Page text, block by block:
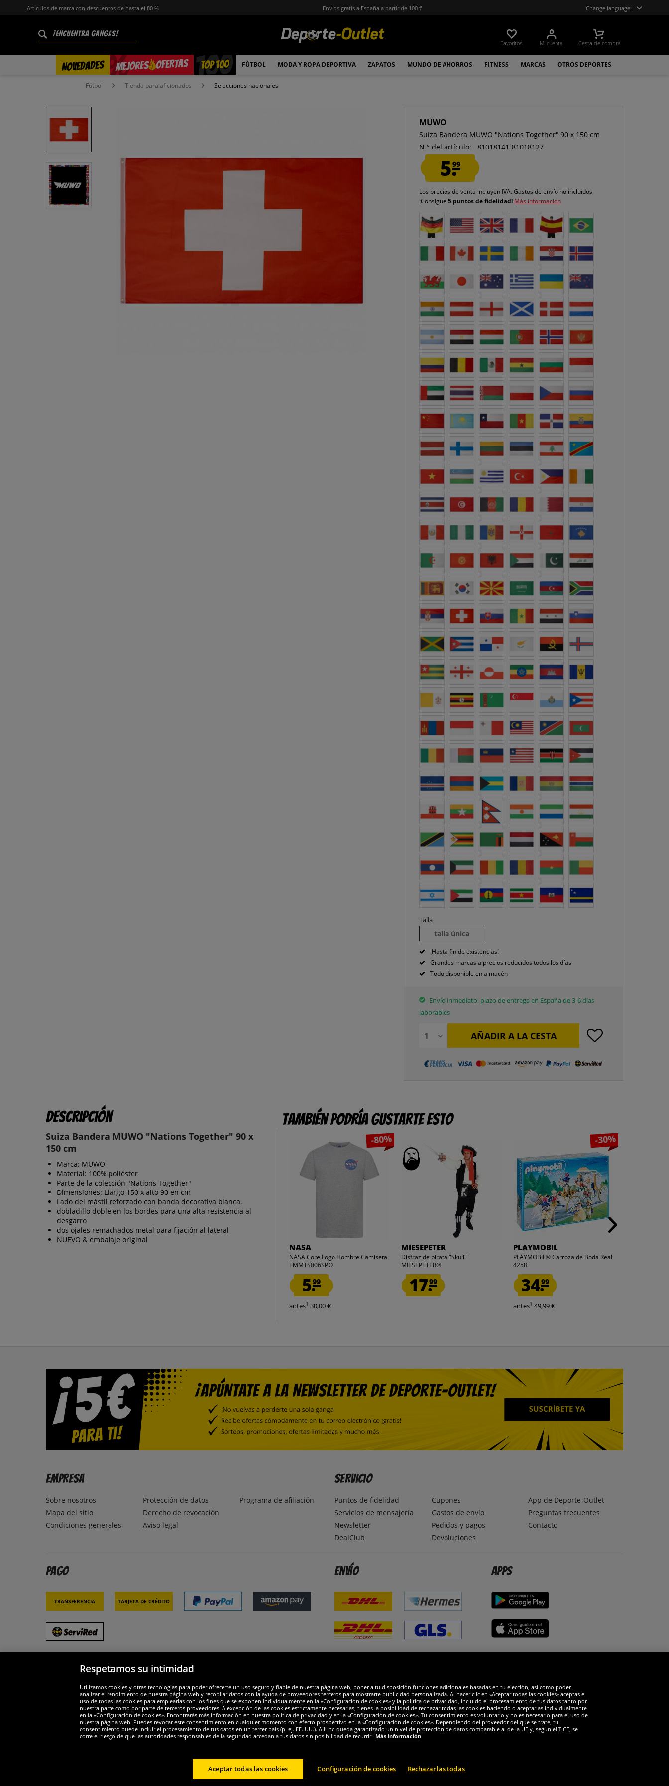
Artículos de marca con descuentos de hasta el 80 % Envíos gratis a España a partir de 100 € Change language:
Favoritos Mi cuenta Cesta de compra
NOVEDADES MEJORES OFERTAS
% TOP 100 FÚTBOL MODA Y ROPA DEPORTIVA ZAPATOS MUNDO DE AHORROS FITNESS MARCAS OTROS DEPORTES
Fútbol Tienda para aficionados Selecciones nacionales
MUWO
Suiza Bandera MUWO "Nations Together" 90 x 150 cm
N.° del artículo:
81018141-81018127
5.99
Los precios de venta incluyen IVA.Gastos de envío no incluidos.
¡Consigue5 puntos de fidelidad! Más información
Talla
talla única
¡Hasta fin de existencias!
Grandes marcas a precios reducidos todos los días
Todo disponible en almacén
Envío inmediato, plazo de entrega en España de 3-6 días
laborables
AÑADIR A LA CESTA
Descripción
Suiza Bandera MUWO "Nations Together" 90 x
150 cm
Marca: MUWO
Material: 100% poliéster
Parte de la colección "Nations Together"
Dimensiones: Llargo 150 x alto 90 en cm
Lado del mástil reforzado con banda decorativa blanca.
dobladillo doble en los bordes para una alta resistencia al
desgarro
dos ojales remachados metal para fijación al lateral
NUEVO & embalaje original
También podría gustarte esto
-80%
NASA
NASA Core Logo Hombre Camiseta
TMMTS006SPO
5.99
antes1 30,00 €
MIESEPETER
Disfraz de pirata "Skull"
MIESEPETER®
17.99
-30%
PLAYMOBIL
PLAYMOBIL® Carroza de Boda Real
4258
34.99
antes1 49,99 €
Empresa
Sobre nosotros
Mapa del sitio
Condiciones generales
Protección de datos
Derecho de revocación
Aviso legal
Programa de afiliación
Servicio
Puntos de fidelidad
Servicios de mensajería
Newsletter
DealClub
Cupones
Gastos de envío
Pedidos y pagos
Devoluciones
App de Deporte-Outlet
Preguntas frecuentes
Contacto
Pago
Transferencia Tarjeta de crédito
Envío Apps
Widerruf
Respetamos su intimidad
Utilizamos cookies y otras tecnologías para poder ofrecerte un uso seguro y fiable de nuestra página web, poner a tu disposición funciones adicionales basadas en tu elección, así como poder
analizar el rendimiento de nuestra página web y recopilar datos con la ayuda de proveedores terceros para mostrarte publicidad personalizada. Al hacer clic en «Aceptar todas las cookies» aceptas el
uso de todas las cookies para emplearlas con los fines que se exponen individualmente en la «Configuración de cookies» y la política de privacidad, incluido el procesamiento de tus datos tanto por
nuestra parte como por parte de terceros proveedores. A excepción de las cookies estrictamente necesarias, tienes la posibilidad de rechazar todas las cookies haciendo o aceptarlas individualmente
en la «Configuración de cookies». Encontrarás más información en nuestra política de privacidad y en la «Configuración de cookies». Tu consentimiento es voluntario y no es necesario para el uso de
nuestra página web. Puedes revocar este consentimiento en cualquier momento con efecto prospectivo en la «Configuración de cookies». Dependiendo del proveedor del que se trate, tu
consentimiento puede incluir el procesamiento de tus datos en un tercer país (p. ej. EE. UU.). Allí no queda garantizado un nivel de protección de datos comparable al de la UE y, según el TJCE, se
corre el riesgo de que las autoridades responsables de la seguridad accedan a tus datos sin posibilidad de recurrir. Más información
Configuración de cookies Rechazarlas todas
Aceptar todas las cookies